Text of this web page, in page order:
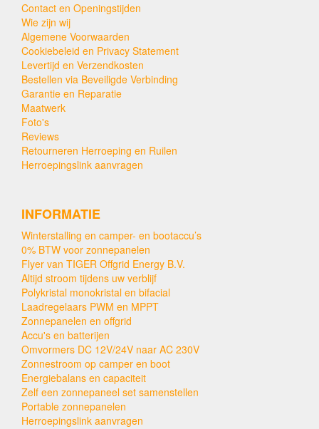
Contact en Openingstijden
Wie zijn wij
Algemene Voorwaarden
Cookiebeleid en Privacy Statement
Levertijd en Verzendkosten
Bestellen via Beveiligde Verbinding
Garantie en Reparatie
Maatwerk
Foto's
Reviews
Retourneren Herroeping en Ruilen
Herroepingslink aanvragen
INFORMATIE
Winterstalling en camper- en bootaccu’s
0% BTW voor zonnepanelen
Flyer van TIGER Offgrid Energy B.V.
Altijd stroom tijdens uw verblijf
Polykristal monokristal en bifacial
Laadregelaars PWM en MPPT
Zonnepanelen en offgrid
Accu's en batterijen
Omvormers DC 12V/24V naar AC 230V
Zonnestroom op camper en boot
Energiebalans en capaciteit
Zelf een zonnepaneel set samenstellen
Portable zonnepanelen
Herroepingslink aanvragen